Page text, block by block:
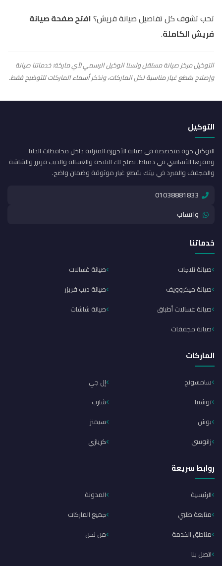
تحب تشوف كل تفاصيل صيانة فريش؟افتح صفحة صيانة
فريش الكاملة.
التوكيل مركز صيانة مستقل ولسنا الوكيل الرسمي لأي ماركة؛ خدماتنا صيانة
وإصلاح بقطع غيار مناسبة لكل الماركات، ونذكر أسماء الماركات للتوضيح فقط.
التوكيل
التوكيل جهة متخصصة في صيانة الأجهزة المنزلية داخل محافظات الدلتا
ومقرها الأساسي في دمياط. نصلح لك التلاجة والغسالة والديب فريزر والشاشة
والمجفف والمبرد في بيتك بقطع غيار موثوقة وضمان واضح.
01038881833
واتساب
خدماتنا
صيانة ثلاجات
صيانة غسالات
صيانة ميكروويف
صيانة ديب فريزر
صيانة غسالات أطباق
صيانة شاشات
صيانة مجففات
الماركات
سامسونج
إل جي
توشيبا
شارب
بوش
سيمنز
زانوسي
كريازي
روابط سريعة
الرئيسية
المدونة
متابعة طلبي
جميع الماركات
مناطق الخدمة
من نحن
اتصل بنا